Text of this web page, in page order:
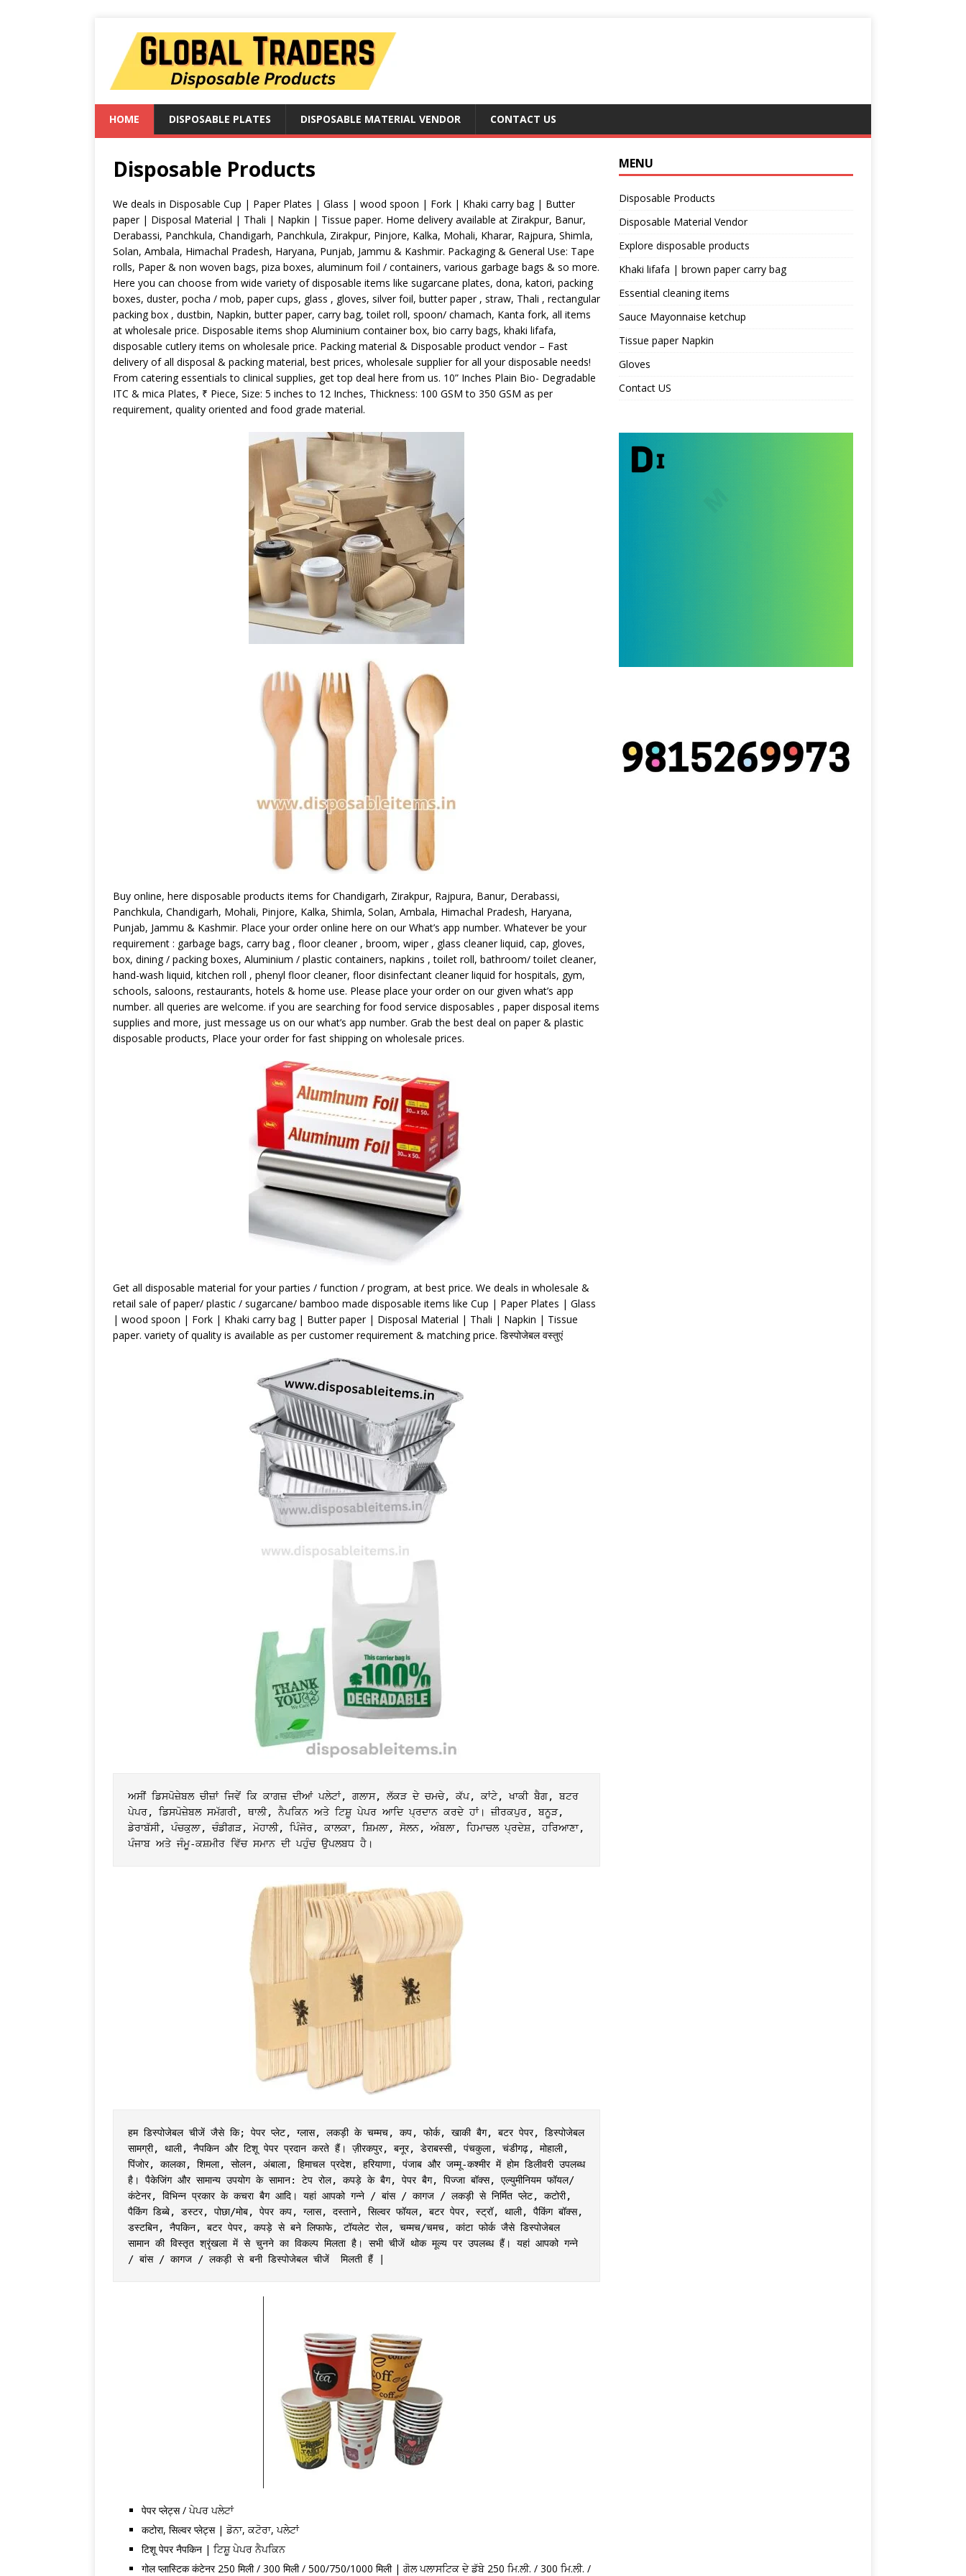
HOME DISPOSABLE PLATES DISPOSABLE MATERIAL VENDOR CONTACT US
Disposable Products
We deals in Disposable Cup | Paper Plates | Glass | wood spoon | Fork | Khaki carry bag | Butter
paper | Disposal Material | Thali | Napkin | Tissue paper. Home delivery available at Zirakpur, Banur,
Derabassi, Panchkula, Chandigarh, Panchkula, Zirakpur, Pinjore, Kalka, Mohali, Kharar, Rajpura, Shimla,
Solan, Ambala, Himachal Pradesh, Haryana, Punjab, Jammu & Kashmir. Packaging & General Use: Tape
rolls, Paper & non woven bags, piza boxes, aluminum foil / containers, various garbage bags & so more.
Here you can choose from wide variety of disposable items like sugarcane plates, dona, katori, packing
boxes, duster, pocha / mob, paper cups, glass , gloves, silver foil, butter paper , straw, Thali , rectangular
packing box , dustbin, Napkin, butter paper, carry bag, toilet roll, spoon/ chamach, Kanta fork, all items
at wholesale price. Disposable items shop Aluminium container box, bio carry bags, khaki lifafa,
disposable cutlery items on wholesale price. Packing material & Disposable product vendor – Fast
delivery of all disposal & packing material, best prices, wholesale supplier for all your disposable needs!
From catering essentials to clinical supplies, get top deal here from us. 10” Inches Plain Bio- Degradable
ITC & mica Plates, ₹ Piece, Size: 5 inches to 12 Inches, Thickness: 100 GSM to 350 GSM as per
requirement, quality oriented and food grade material.
Buy online, here disposable products items for Chandigarh, Zirakpur, Rajpura, Banur, Derabassi,
Panchkula, Chandigarh, Mohali, Pinjore, Kalka, Shimla, Solan, Ambala, Himachal Pradesh, Haryana,
Punjab, Jammu & Kashmir. Place your order online here on our What’s app number. Whatever be your
requirement : garbage bags, carry bag , floor cleaner , broom, wiper , glass cleaner liquid, cap, gloves,
box, dining / packing boxes, Aluminium / plastic containers, napkins , toilet roll, bathroom/ toilet cleaner,
hand-wash liquid, kitchen roll , phenyl floor cleaner, floor disinfectant cleaner liquid for hospitals, gym,
schools, saloons, restaurants, hotels & home use. Please place your order on our given what’s app
number. all queries are welcome. if you are searching for food service disposables , paper disposal items
supplies and more, just message us on our what’s app number. Grab the best deal on paper & plastic
disposable products, Place your order for fast shipping on wholesale prices.
Get all disposable material for your parties / function / program, at best price. We deals in wholesale &
retail sale of paper/ plastic / sugarcane/ bamboo made disposable items like Cup | Paper Plates | Glass
| wood spoon | Fork | Khaki carry bag | Butter paper | Disposal Material | Thali | Napkin | Tissue
paper. variety of quality is available as per customer requirement & matching price. डिस्पोजेबल वस्तुएं
ਅਸੀਂ ਡਿਸਪੋਜ਼ੇਬਲ ਚੀਜ਼ਾਂ ਜਿਵੇਂ ਕਿ ਕਾਗਜ਼ ਦੀਆਂ ਪਲੇਟਾਂ, ਗਲਾਸ, ਲੱਕੜ ਦੇ ਚਮਚੇ, ਕੱਪ, ਕਾਂਟੇ, ਖਾਕੀ ਬੈਗ, ਬਟਰ
ਪੇਪਰ, ਡਿਸਪੋਜ਼ੇਬਲ ਸਮੱਗਰੀ, ਥਾਲੀ, ਨੈਪਕਿਨ ਅਤੇ ਟਿਸ਼ੂ ਪੇਪਰ ਆਦਿ ਪ੍ਰਦਾਨ ਕਰਦੇ ਹਾਂ। ਜ਼ੀਰਕਪੁਰ, ਬਨੂੜ,
ਡੇਰਾਬੱਸੀ, ਪੰਚਕੁਲਾ, ਚੰਡੀਗੜ, ਮੋਹਾਲੀ, ਪਿੰਜੋਰ, ਕਾਲਕਾ, ਸ਼ਿਮਲਾ, ਸੋਲਨ, ਅੰਬਲਾ, ਹਿਮਾਚਲ ਪ੍ਰਦੇਸ਼, ਹਰਿਆਣਾ,
ਪੰਜਾਬ ਅਤੇ ਜੰਮੂ-ਕਸ਼ਮੀਰ ਵਿੱਚ ਸਮਾਨ ਦੀ ਪਹੁੰਚ ਉਪਲਬਧ ਹੈ।
हम डिस्पोजेबल चीजें जैसे कि; पेपर प्लेट, ग्लास, लकड़ी के चम्मच, कप, फोर्क, खाकी बैग, बटर पेपर, डिस्पोजेबल
सामग्री, थाली, नैपकिन और टिशू पेपर प्रदान करते हैं। ज़ीरकपुर, बनूर, डेराबस्सी, पंचकुला, चंडीगढ़, मोहाली,
पिंजोर, कालका, शिमला, सोलन, अंबाला, हिमाचल प्रदेश, हरियाणा, पंजाब और जम्मू-कश्मीर में होम डिलीवरी उपलब्ध
है। पैकेजिंग और सामान्य उपयोग के सामान: टेप रोल, कपड़े के बैग, पेपर बैग, पिज्जा बॉक्स, एल्युमीनियम फॉयल/
कंटेनर, विभिन्न प्रकार के कचरा बैग आदि। यहां आपको गन्ने / बांस / कागज / लकड़ी से निर्मित प्लेट, कटोरी,
पैकिंग डिब्बे, डस्टर, पोछा/मोब, पेपर कप, ग्लास, दस्ताने, सिल्वर फॉयल, बटर पेपर, स्ट्रॉ, थाली, पैकिंग बॉक्स,
डस्टबिन, नैपकिन, बटर पेपर, कपड़े से बने लिफाफे, टॉयलेट रोल, चम्मच/चमच, कांटा फोर्क जैसे डिस्पोजेबल
सामान की विस्तृत श्रृंखला में से चुनने का विकल्प मिलता है। सभी चीजें थोक मूल्य पर उपलब्ध हैं। यहां आपको गन्ने
/ बांस / कागज / लकड़ी से बनी डिस्पोजेबल चीजें  मिलती हैं |
पेपर प्लेट्स / ਪੇਪਰ ਪਲੇਟਾਂ
कटोरा, सिल्वर प्लेट्स | ਡੋਨਾ, ਕਟੋਰਾ, ਪਲੇਟਾਂ
टिशू पेपर नैपकिन | ਟਿਸ਼ੂ ਪੇਪਰ ਨੈਪਕਿਨ
गोल प्लास्टिक कंटेनर 250 मिली / 300 मिली / 500/750/1000 मिली | ਗੋਲ ਪਲਾਸਟਿਕ ਦੇ ਡੱਬੇ 250 ਮਿ.ਲੀ. / 300 ਮਿ.ਲੀ. /
MENU
Disposable Products
Disposable Material Vendor
Explore disposable products
Khaki lifafa | brown paper carry bag
Essential cleaning items
Sauce Mayonnaise ketchup
Tissue paper Napkin
Gloves
Contact US